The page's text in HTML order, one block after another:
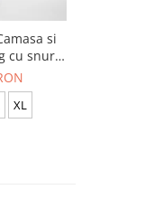
si
cu snur
XL